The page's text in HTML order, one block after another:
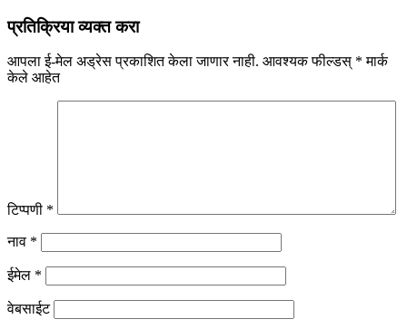
प्रतिक्रिया व्यक्त करा
आपला ई-मेल अड्रेस प्रकाशित केला जाणार नाही. आवश्यक फील्डस् * मार्क
केले आहेत
टिप्पणी *
नाव *
ईमेल *
वेबसाईट